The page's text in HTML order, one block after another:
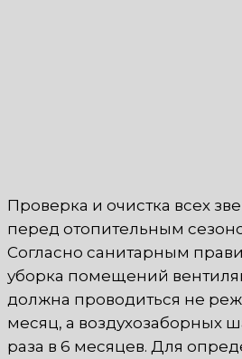
Проверка и очистка всех
перед отопительным
Согласно санитарным
уборка помещений
должна проводиться не
месяц, а воздухозаборных
раза в 6 месяцев. Для